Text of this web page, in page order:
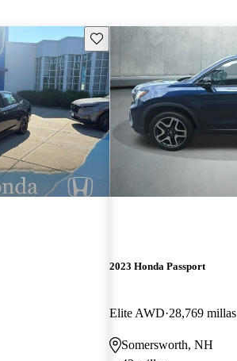
Guarda este Aviso
2023 Honda Passport
Elite AWD 28,769 millas
Somersworth, NH